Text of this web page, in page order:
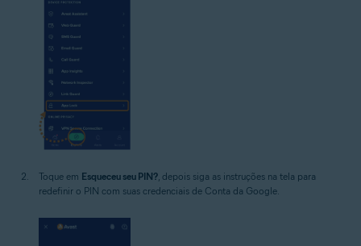
Toque em Esqueceu seu PIN?, depois siga as instruções na tela para
redefinir o PIN com suas credenciais de Conta da Google.